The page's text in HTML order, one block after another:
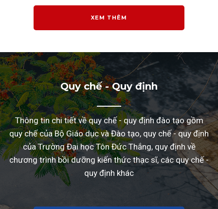
XEM THÊM
Quy chế - Quy định
Thông tin chi tiết về quy chế - quy định đào tạo gồm
quy chế của Bộ Giáo dục và Đào tạo, quy chế - quy định
của Trường Đại học Tôn Đức Thắng, quy định về
chương trình bồi dưỡng kiến thức thạc sĩ, các quy chế -
quy định khác